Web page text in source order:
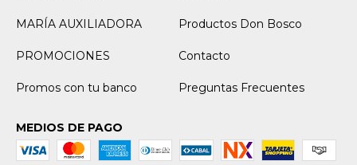
MARÍA AUXILIADORA Productos Don Bosco
PROMOCIONES Contacto
Promos con tu banco Preguntas Frecuentes
MEDIOS DE PAGO